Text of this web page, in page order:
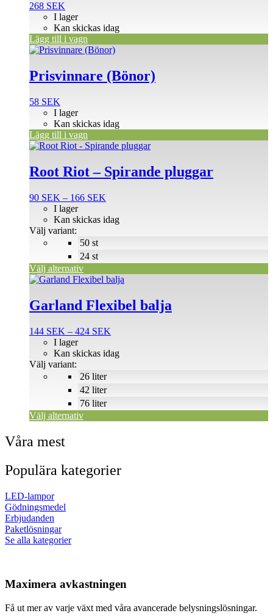
268 SEK
I lager
Kan skickas idag
Lägg till i vagn
Prisvinnare (Bönor)
58 SEK
I lager
Kan skickas idag
Lägg till i vagn
Root Riot – Spirande pluggar
90 SEK – 166 SEK
till
50 st
24 st
I lager
Kan skickas idag
Välj variant:
Välj alternativ
Den
produkten
har
varianter.
olika
alternativen
på
produktsidan
Garland Flexibel balja
144 SEK – 424 SEK
till
26 liter
42 liter
76 liter
I lager
Kan skickas idag
Välj variant:
Välj alternativ
Den
produkten
har
varianter.
olika
alternativen
produktsidan
Våra mest
Populära kategorier
LED-lampor
Gödningsmedel
Erbjudanden
Paketlösningar
Se alla kategorier
Maximera avkastningen
Få ut mer av varje växt med våra avancerade belysningslösningar.